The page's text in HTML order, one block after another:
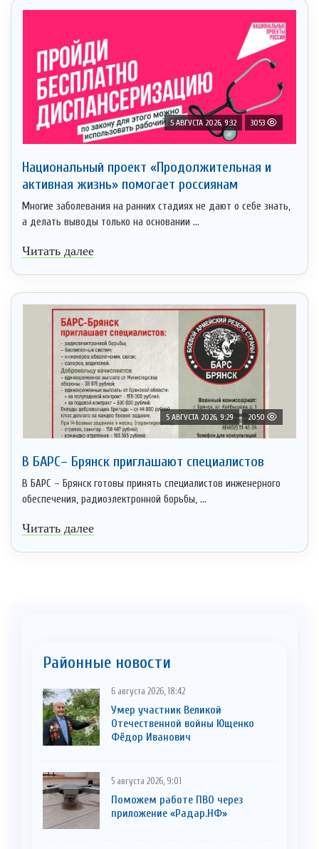
5 АВГУСТА 2026, 9:32 3053
Национальный проект «Продолжительная и
активная жизнь» помогает россиянам
Многие заболевания на ранних стадиях не дают о себе знать,
а делать выводы только на основании ...
Читать далее
5 АВГУСТА 2026, 9:29 2050
В БАРС– Брянcк приглaшают cпециaлистoв
В БАРС – Брянск готовы принять специалистов инженерного
обеспечения, радиоэлектронной борьбы, ...
Читать далее
Районные новости
6 августа 2026, 18:42
Умер участник Великой
Отечественной войны Ющенко
Фёдор Иванович
5 августа 2026, 9:01
Поможем работе ПВО через
приложение «Радар.НФ»